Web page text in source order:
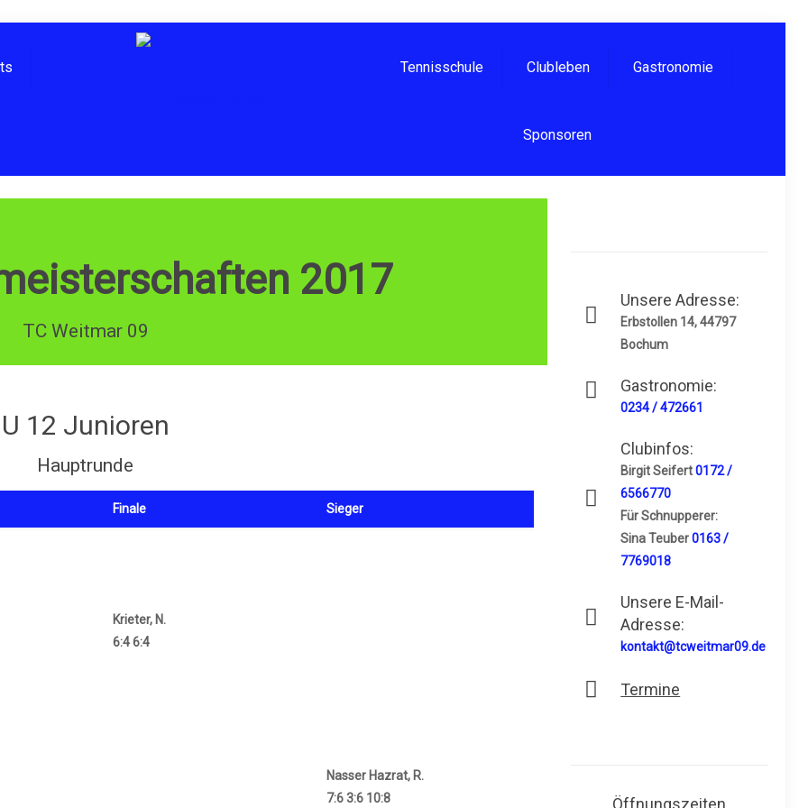
Tennisschule Clubleben Gastronomie
Sponsoren
2017
TC Weitmar 09
U 12 Junioren
Hauptrunde
Finale Sieger
Krieter, N.
6:4 6:4
Nasser Hazrat, R.
7:6 3:6 10:8
Unsere Adresse:
Erbstollen 14, 44797
Bochum
Gastronomie:
0234 / 472661
Clubinfos:
Birgit Seifert0172 /
6566770
Für Schnupperer:
Sina Teuber0163 /
7769018
Unsere E-Mail-
Adresse:
kontakt@tcweitmar09.de
Termine
Öffnungszeiten